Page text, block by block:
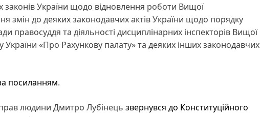
законів України щодо відновлення роботи Вищої
змін до деяких законодавчих актів України щодо порядку
правосуддя та діяльності дисциплінарних інспекторів Вищої
«Про Рахункову палату» та деяких інших законодавчих
посиланням.
людини Дмитро Лубінець звернувся до Конституційного